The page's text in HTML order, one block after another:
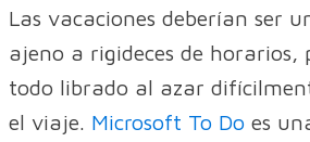
Las vacaciones deberían ser
ajeno a rigideces de horarios,
todo librado al azar
el viaje. Microsoft To Do es